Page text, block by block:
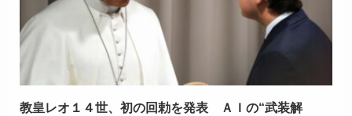
教皇レオ１４世、初の回勅を発表 ＡＩの“武装解